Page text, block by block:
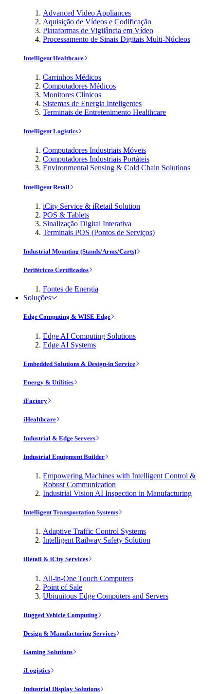
Advanced Video Appliances
Aquisição de Vídeos e Codificação
Plataformas de Vigilância em Vídeo
Processamento de Sinais Digitais Multi-Núcleos
Intelligent Healthcare
Carrinhos Médicos
Computadores Médicos
Monitores Clínicos
Sistemas de Energia Inteligentes
Terminais de Entretenimento Healthcare
Intelligent Logistics
Computadores Industriais Móveis
Computadores Industriais Portáteis
Environmental Sensing & Cold Chain Solutions
Intelligent Retail
iCity Service & iRetail Solution
POS & Tablets
Sinalização Digital Interativa
Terminais POS (Pontos de Serviços)
Industrial Mounting (Stands/Arms/Carts)
Periféricos Certificados
Fontes de Energia
Soluções
Edge Computing & WISE-Edge
Edge AI Computing Solutions
Edge AI Systems
Embedded Solutions & Design-in Service
Energy & Utilities
iFactory
iHealthcare
Industrial & Edge Servers
Industrial Equipment Builder
Empowering Machines with Intelligent Control &
Robust Communication
Industrial Vision AI Inspection in Manufacturing
Intelligent Transportation Systems
Adaptive Traffic Control Systems
Intelligent Railway Safety Solution
iRetail & iCity Services
All-in-One Touch Computers
Point of Sale
Ubiquitous Edge Computers and Servers
Rugged Vehicle Computing
Design & Manufacturing Services
Gaming Solutions
iLogistics
Industrial Display Solutions